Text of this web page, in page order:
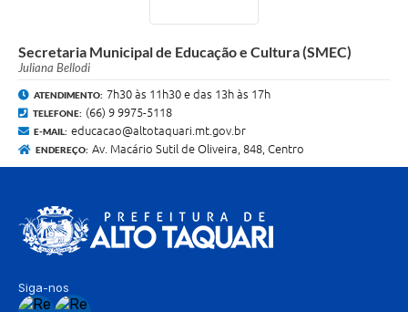
Secretaria Municipal de Educação e Cultura (SMEC)
Juliana Bellodi
ATENDIMENTO: 7h30 às 11h30 e das 13h às 17h
TELEFONE: (66) 9 9975-5118
E-MAIL: educacao@altotaquari.mt.gov.br
ENDEREÇO: Av. Macário Sutil de Oliveira, 848, Centro
Siga-nos